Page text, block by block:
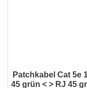
Patchkabel Cat 5e
45 grün < > RJ 45